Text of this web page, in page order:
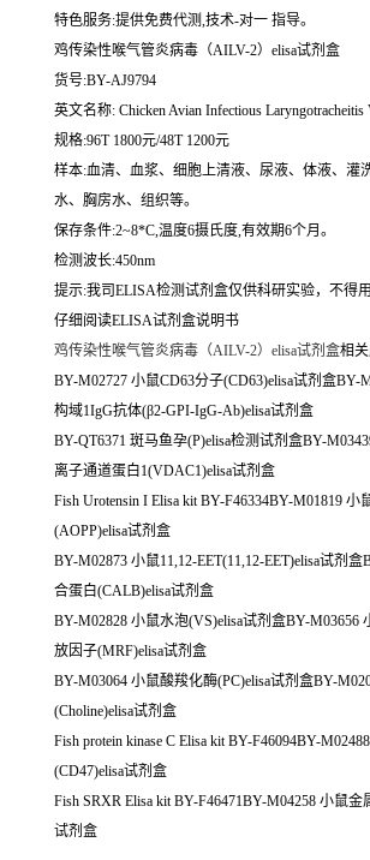
特色服务:提供免费代测,技术-对一 指导。
鸡传染性喉气管炎病毒（AILV-2）elisa试剂盒
货号:BY-AJ9794
英文名称: Chicken Avian Infectious
规格:96T 1800元/48T 1200元
样本:血清、血浆、细胞上清液、尿液、体液、灌
水、胸房水、组织等。
保存条件:2~8*C,温度6摄氏度,有效期6个月。
检测波长:450nm
提示:我司ELISA检测试剂盒仅供科研实验，不得
仔细阅读ELISA试剂盒说明书
鸡传染性喉气管炎病毒（AILV-2）elisa试剂盒相
BY-M02727 小鼠CD63分子(CD63)elisa试剂盒BY-
构域1IgG抗体(β2-GPI-IgG-Ab)elisa试剂盒
BY-QT6371 斑马鱼孕(P)elisa检测试剂盒BY-
离子通道蛋白1(VDAC1)elisa试剂盒
Fish Urotensin I Elisa kit BY-F46334BY-M01819
(AOPP)elisa试剂盒
BY-M02873 小鼠11,12-EET(11,12-EET)elisa试剂
合蛋白(CALB)elisa试剂盒
BY-M02828 小鼠水泡(VS)elisa试剂盒BY-M03656
放因子(MRF)elisa试剂盒
BY-M03064 小鼠酸羧化酶(PC)elisa试剂盒BY-
(Choline)elisa试剂盒
Fish protein kinase C Elisa kit BY-F46094BY-
(CD47)elisa试剂盒
Fish SRXR Elisa kit BY-F46471BY-M04258 小鼠金
试剂盒